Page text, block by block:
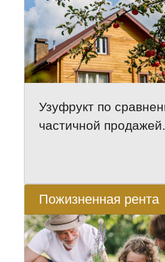
Узуфрукт по
частичной продажей.
Пожизненная рента